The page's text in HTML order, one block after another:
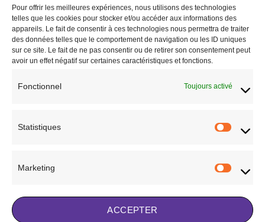
Pour offrir les meilleures expériences, nous utilisons des technologies
telles que les cookies pour stocker et/ou accéder aux informations des
appareils. Le fait de consentir à ces technologies nous permettra de traiter
des données telles que le comportement de navigation ou les ID uniques
sur ce site. Le fait de ne pas consentir ou de retirer son consentement peut
avoir un effet négatif sur certaines caractéristiques et fonctions.
Fonctionnel Toujours activé
Statistiques
Marketing
ACCEPTER
sur
page
du
produit
Ajouter
à la liste
de
souhaits
RUPTURE DE STOCK
Carbon chic
Ce
plusieurs
variations.
souhaits
Ajouter
à la liste
de
souhaits
variations.
Ajouter à la liste de